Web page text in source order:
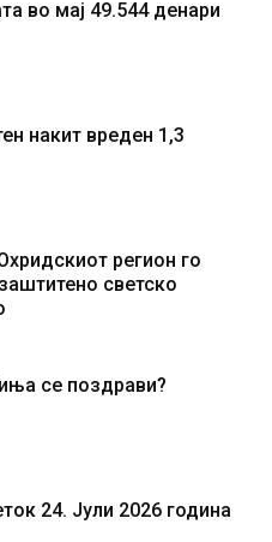
во мај 49.544 денари
накит вреден 1,3
регион го
светско
се поздрави?
24. Јули 2026 година